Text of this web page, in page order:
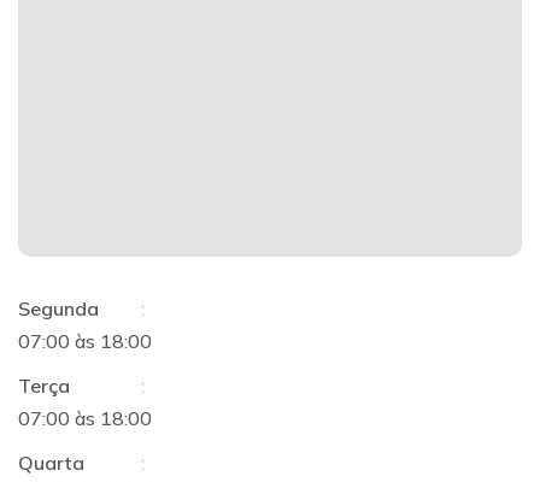
Segunda
:
07:00 às 18:00
Terça
:
07:00 às 18:00
Quarta
: